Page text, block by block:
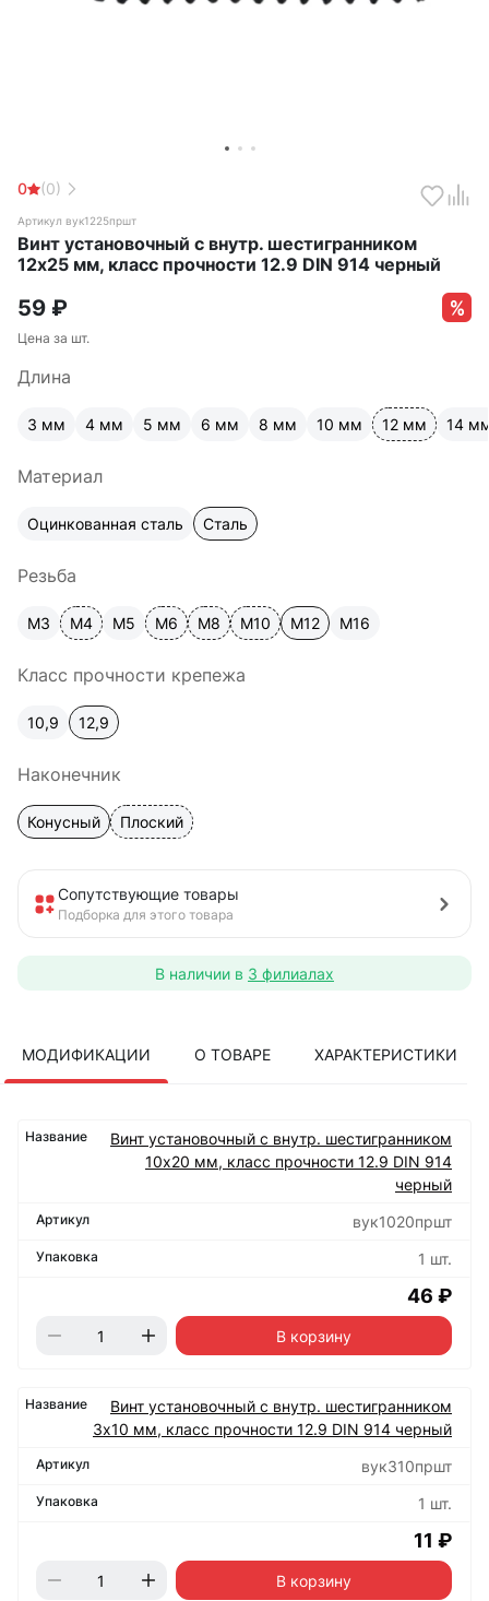
0 (0)
Артикул вук1225пршт
Винт установочный с внутр. шестигранником
12х25 мм, класс прочности 12.9 DIN 914 черный
59 ₽
Цена за шт.
Длина
3 мм 4 мм 5 мм 6 мм 8 мм 10 мм 12 мм 14
Материал
Оцинкованная сталь Сталь
Резьба
М3 М4 М5 М6 М8 М10 М12 М16
Класс прочности крепежа
10,9 12,9
Наконечник
Конусный Плоский
Сопутствующие товары
Подборка для этого товара
В наличии в 3 филиалах
МОДИФИКАЦИИ О ТОВАРЕ ХАРАКТЕРИСТИКИ
Винт установочный с внутр. шестигранником
10х20 мм, класс прочности 12.9 DIN 914
черный
вук1020пршт
1 шт.
46 ₽
В корзину
Винт установочный с внутр. шестигранником
3х10 мм, класс прочности 12.9 DIN 914 черный
вук310пршт
1 шт.
11 ₽
В корзину